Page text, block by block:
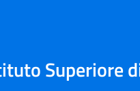
Superiore